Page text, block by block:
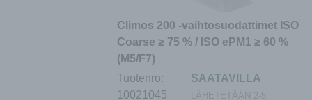
Climos 200 -vaihtosuodattimet ISO
Coarse ≥ 75 % / ISO ePM1 ≥ 60 %
(M5/F7)
Tuotenro:
10021045
SAATAVILLA
LÄHETETÄÄN 2-5